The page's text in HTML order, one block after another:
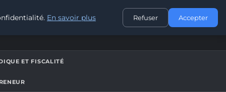
CONTACT
ET FISCALITÉ
En savoir plus Refuser Accepter